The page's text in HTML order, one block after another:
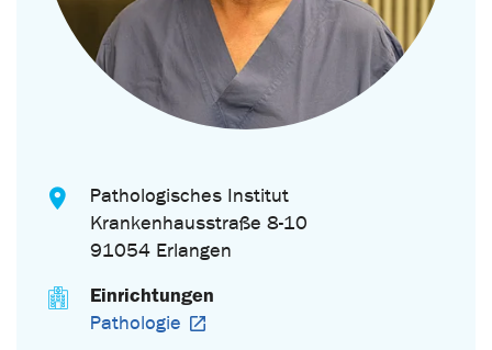
Pathologisches Institut
Krankenhausstraße 8-10
91054 Erlangen
Einrichtungen
Pathologie